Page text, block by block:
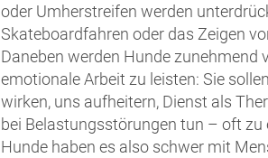
oder Umherstreifen werden
Skateboardfahren oder das Zeigen
Daneben werden Hunde zunehmend
emotionale Arbeit zu leisten: Sie
wirken, uns aufheitern, Dienst als
bei Belastungsstörungen tun – oft zu
Hunde haben es also schwer mit